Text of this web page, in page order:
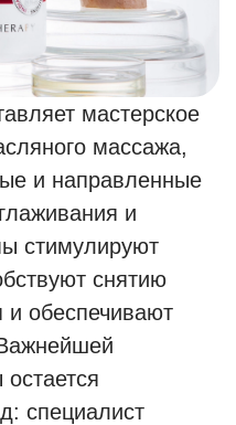
мастерское
массажа,
и направленные
и
стимулируют
снятию
обеспечивают
специалист